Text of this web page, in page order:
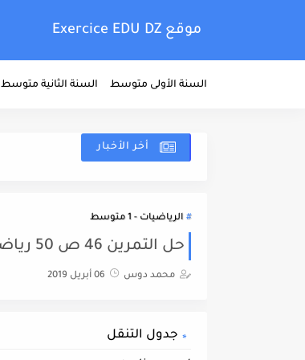
موقع Exercice EDU DZ
السنة الأولى متوسط السنة الثانية متوسط
أخر الأخبار
الرياضيات - 1 متوسط
حل التمرين 46 ص 50 رياضيات سنة الاولى متوسط
محمد دوس 06 أبريل 2019
جدول التنقل